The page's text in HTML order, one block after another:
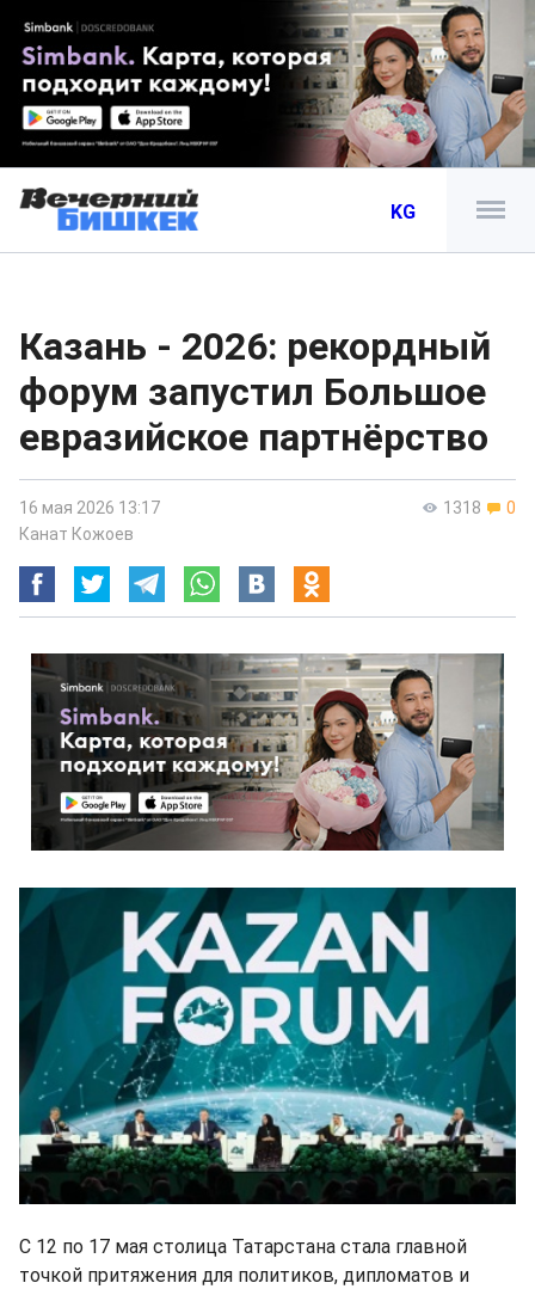
KG
Казань - 2026: рекордный
форум запустил Большое
евразийское партнёрство
1318 0
16 мая 2026 13:17
Канат Кожоев
С 12 по 17 мая столица Татарстана стала главной
точкой притяжения для политиков, дипломатов и